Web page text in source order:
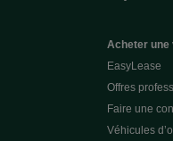
Acheter une
EasyLease
Offres
Faire une
Véhicules